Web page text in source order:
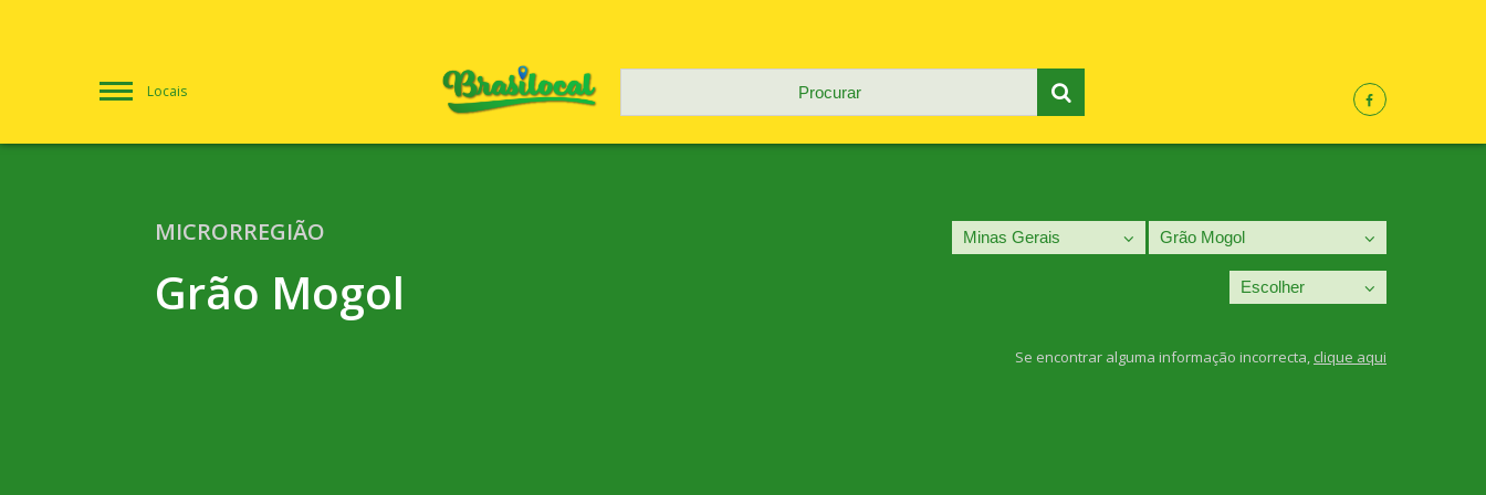
Locais
MICRORREGIÃO
Grão Mogol
Se encontrar alguma informação incorrecta, clique aqui